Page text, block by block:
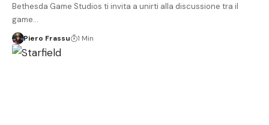
Bethesda Game Studios ti invita a unirti alla discussione tra il
game…
Piero Frassu 1 Min